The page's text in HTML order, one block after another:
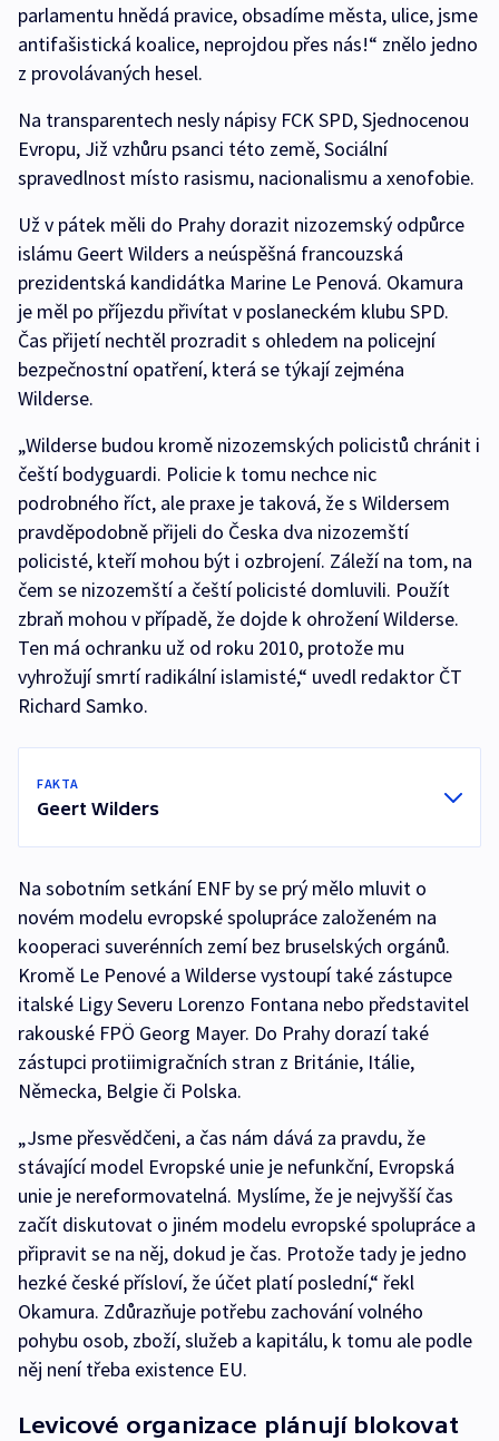
parlamentu hnědá pravice, obsadíme města, ulice, jsme
antifašistická koalice, neprojdou přes nás!“ znělo jedno
z provolávaných hesel.
Na transparentech nesly nápisy FCK SPD, Sjednocenou
Evropu, Již vzhůru psanci této země, Sociální
spravedlnost místo rasismu, nacionalismu a xenofobie.
Už v pátek měli do Prahy dorazit nizozemský odpůrce
islámu Geert Wilders a neúspěšná francouzská
prezidentská kandidátka Marine Le Penová. Okamura
je měl po příjezdu přivítat v poslaneckém klubu SPD.
Čas přijetí nechtěl prozradit s ohledem na policejní
bezpečnostní opatření, která se týkají zejména
Wilderse.
„Wilderse budou kromě nizozemských policistů chránit i
čeští bodyguardi. Policie k tomu nechce nic
podrobného říct, ale praxe je taková, že s Wildersem
pravděpodobně přijeli do Česka dva nizozemští
policisté, kteří mohou být i ozbrojení. Záleží na tom, na
čem se nizozemští a čeští policisté domluvili. Použít
zbraň mohou v případě, že dojde k ohrožení Wilderse.
Ten má ochranku už od roku 2010, protože mu
vyhrožují smrtí radikální islamisté,“ uvedl redaktor ČT
Richard Samko.
FAKTA
Geert Wilders
Na sobotním setkání ENF by se prý mělo mluvit o
novém modelu evropské spolupráce založeném na
kooperaci suverénních zemí bez bruselských orgánů.
Kromě Le Penové a Wilderse vystoupí také zástupce
italské Ligy Severu Lorenzo Fontana nebo představitel
rakouské FPÖ Georg Mayer. Do Prahy dorazí také
zástupci protiimigračních stran z Británie, Itálie,
Německa, Belgie či Polska.
„Jsme přesvědčeni, a čas nám dává za pravdu, že
stávající model Evropské unie je nefunkční, Evropská
unie je nereformovatelná. Myslíme, že je nejvyšší čas
začít diskutovat o jiném modelu evropské spolupráce a
připravit se na něj, dokud je čas. Protože tady je jedno
hezké české přísloví, že účet platí poslední,“ řekl
Okamura. Zdůrazňuje potřebu zachování volného
pohybu osob, zboží, služeb a kapitálu, k tomu ale podle
něj není třeba existence EU.
Levicové organizace plánují blokovat